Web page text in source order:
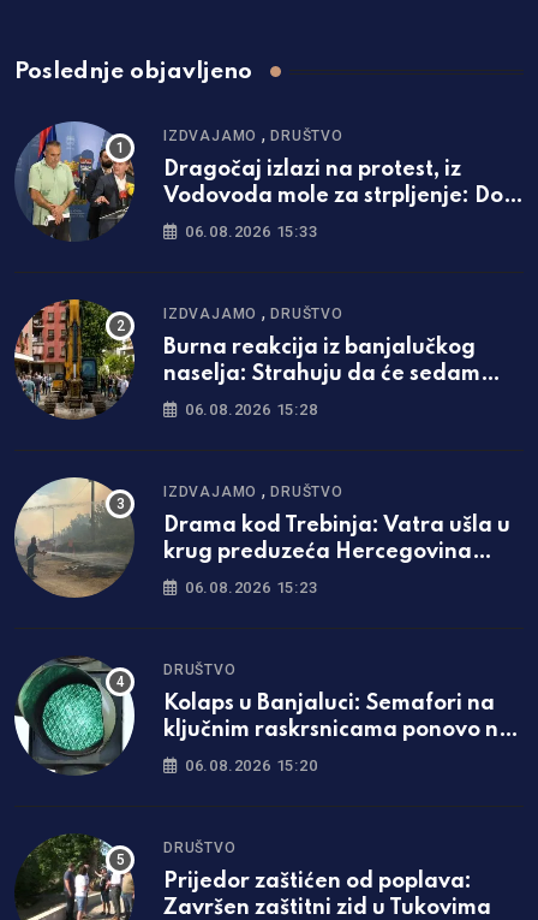
Poslednje objavljeno
IZDVAJAMO ,DRUŠTVO
Dragočaj izlazi na protest, iz
Vodovoda mole za strpljenje: Do
ovog datuma najavili kraj
06.08.2026 15:33
IZDVAJAMO ,DRUŠTVO
Burna reakcija iz banjalučkog
naselja: Strahuju da će sedam
spratova postati nova praksa
06.08.2026 15:28
IZDVAJAMO ,DRUŠTVO
Drama kod Trebinja: Vatra ušla u
krug preduzeća Hercegovina
putevi
06.08.2026 15:23
DRUŠTVO
Kolaps u Banjaluci: Semafori na
ključnim raskrsnicama ponovo ne
rade
06.08.2026 15:20
DRUŠTVO
Prijedor zaštićen od poplava:
Završen zaštitni zid u Tukovima